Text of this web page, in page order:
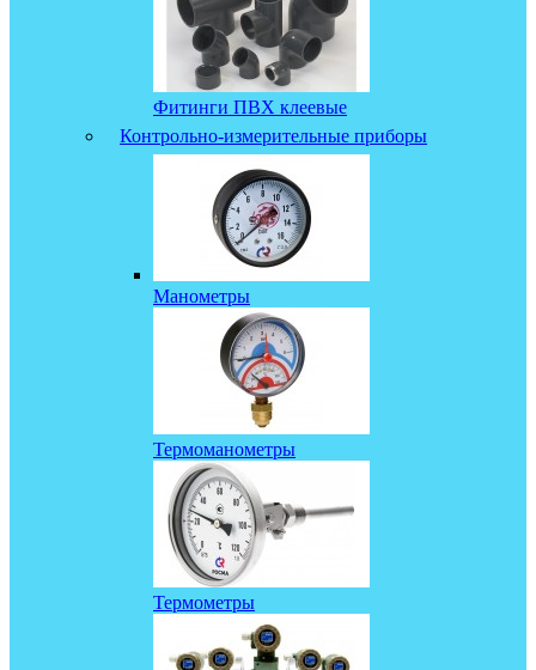
Фитинги ПВХ клеевые
Контрольно-измерительные приборы
Манометры
Термоманометры
Термометры